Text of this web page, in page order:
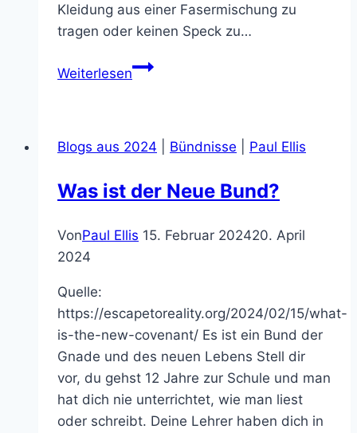
Kleidung aus einer Fasermischung zu
tragen oder keinen Speck zu…
WeiterlesenWie
die
Blogs aus 2024 Bündnisse Paul Ellis
Was ist der Neue Bund?
VonPaul Ellis 15. Februar 202420. April
2024
Quelle:
https://escapetoreality.org/2024/02/15/what-
is-the-new-covenant/ Es ist ein Bund der
Gnade und des neuen Lebens Stell dir
vor, du gehst 12 Jahre zur Schule und man
hat dich nie unterrichtet, wie man liest
oder schreibt. Deine Lehrer haben dich in